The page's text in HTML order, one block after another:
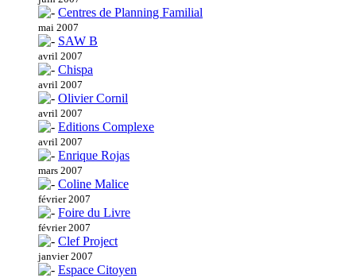
Centres de Planning Familial
mai 2007
SAW B
avril 2007
Chispa
avril 2007
Olivier Cornil
avril 2007
Editions Complexe
avril 2007
Enrique Rojas
mars 2007
Coline Malice
février 2007
Foire du Livre
février 2007
Clef Project
janvier 2007
Espace Citoyen